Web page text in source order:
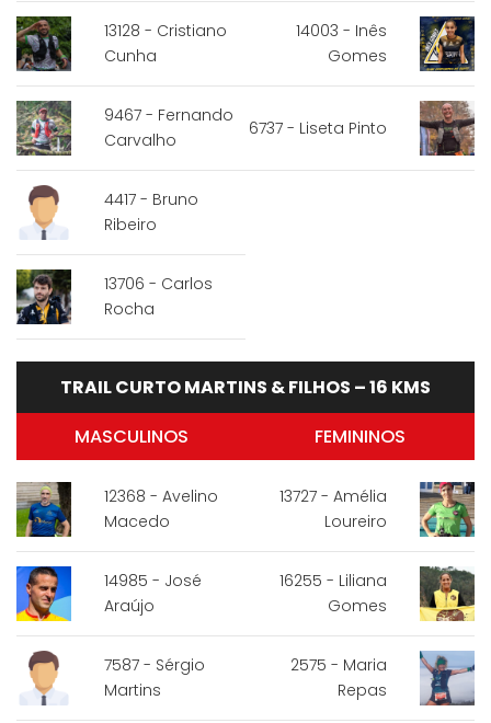
13128 - Cristiano
Cunha
9467 - Fernando
Carvalho
4417 - Bruno
Ribeiro
13706 - Carlos
Rocha
14003 - Inês
Gomes
6737 - Liseta Pinto
TRAIL CURTO MARTINS & FILHOS – 16 KMS
MASCULINOS
12368 - Avelino
Macedo
14985 - José
Araújo
7587 - Sérgio
Martins
FEMININOS
13727 - Amélia
Loureiro
16255 - Liliana
Gomes
2575 - Maria
Repas